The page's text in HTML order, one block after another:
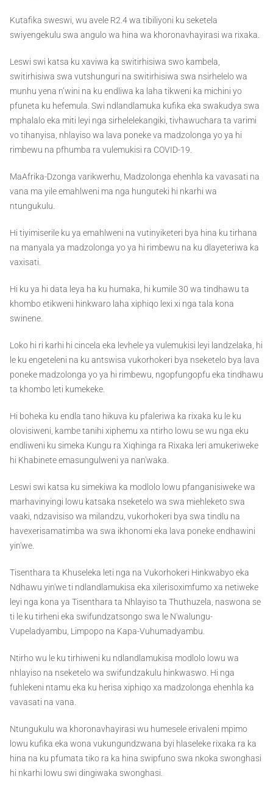
Kutafika sweswi, wu avele R2.4 wa tibiliyoni ku seketela
swiyengekulu swa angulo wa hina wa khoronavhayirasi wa rixaka.
Leswi swi katsa ku xaviwa ka switirhisiwa swo kambela,
switirhisiwa swa vutshunguri na switirhisiwa swa nsirhelelo wa
munhu yena n’wini na ku endliwa ka laha tikweni ka michini yo
pfuneta ku hefemula. Swi ndlandlamuka kufika eka swakudya swa
mphalalo eka miti leyi nga sirhelelekangiki, tivhawuchara ta varimi
vo tihanyisa, nhlayiso wa lava poneke va madzolonga yo ya hi
rimbewu na pfhumba ra vulemukisi ra COVID-19.
MaAfrika-Dzonga varikwerhu, Madzolonga ehenhla ka vavasati na
vana ma yile emahlweni ma nga hunguteki hi nkarhi wa
ntungukulu.
Hi tiyimiserile ku ya emahlweni na vutinyiketeri bya hina ku tirhana
na manyala ya madzolonga yo ya hi rimbewu na ku dlayeteriwa ka
vaxisati.
Hi ku ya hi data leya ha ku humaka, hi kumile 30 wa tindhawu ta
khombo etikweni hinkwaro laha xiphiqo lexi xi nga tala kona
swinene.
Loko hi ri karhi hi cincela eka levhele ya vulemukisi leyi landzelaka, hi
le ku engeteleni na ku antswisa vukorhokeri bya nseketelo bya lava
poneke madzolonga yo ya hi rimbewu, ngopfungopfu eka tindhawu
ta khombo leti kumekeke.
Hi boheka ku endla tano hikuva ku pfaleriwa ka rixaka ku le ku
olovisiweni, kambe tanihi xiphemu xa ntirho lowu se wu nga eku
endliweni ku simeka Kungu ra Xiqhinga ra Rixaka leri amukeriweke
hi Khabinete emasungulweni ya nan'waka.
Leswi swi katsa ku simekiwa ka modlolo lowu pfanganisiweke wa
marhavinyingi lowu katsaka nseketelo wa swa miehleketo swa
vaaki, ndzavisiso wa milandzu, vukorhokeri bya swa tindlu na
havexerisamatimba wa swa ikhonomi eka lava poneke endhawini
yin'we.
Tisenthara ta Khuseleka leti nga na Vukorhokeri Hinkwabyo eka
Ndhawu yin'we ti ndlandlamukisa eka xilerisoximfumo xa netiweke
leyi nga kona ya Tisenthara ta Nhlayiso ta Thuthuzela, naswona se
ti le ku tirheni eka swifundzatsongo swa le N'walungu-
Vupeladyambu, Limpopo na Kapa-Vuhumadyambu.
Ntirho wu le ku tirhiweni ku ndlandlamukisa modlolo lowu wa
nhlayiso na nseketelo wa swifundzakulu hinkwaswo. Hi nga
fuhlekeni ntamu eka ku herisa xiphiqo xa madzolonga ehenhla ka
vavasati na vana.
Ntungukulu wa khoronavhayirasi wu humesele erivaleni mpimo
lowu kufika eka wona vukungundzwana byi hlaseleke rixaka ra ka
hina na ku pfumata tiko ra ka hina swipfuno swa nkoka swonghasi
hi nkarhi lowu swi dingiwaka swonghasi.